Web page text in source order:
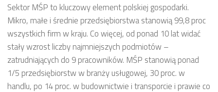
Sektor MŚP to kluczowy element polskiej gospodarki.
Mikro, małe i średnie przedsiębiorstwa stanowią 99,8 proc
wszystkich firm w kraju. Co więcej, od ponad 10 lat widać
stały wzrost liczby najmniejszych podmiotów –
zatrudniających do 9 pracowników. MŚP stanowią ponad
1/5 przedsiębiorstw w branży usługowej, 30 proc. w
handlu, po 14 proc. w budownictwie i transporcie i prawie co